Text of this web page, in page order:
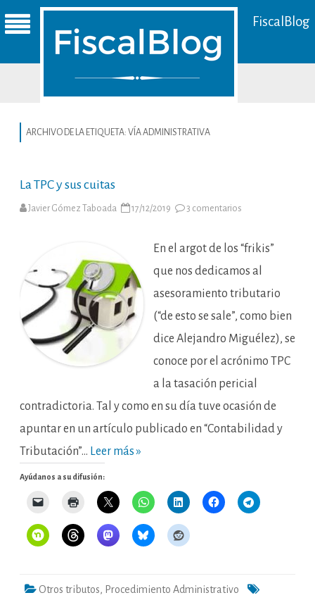
FiscalBlog
ARCHIVO DE LA ETIQUETA: VÍA ADMINISTRATIVA
La TPC y sus cuitas
Javier Gómez Taboada 17/12/2019 3 comentarios
sus
En el argot de los “frikis”
que nos dedicamos al
asesoramiento tributario
(“de esto se sale”, como bien
dice Alejandro Miguélez), se
conoce por el acrónimo TPC
a la tasación pericial
contradictoria. Tal y como en su día tuve ocasión de
apuntar en un artículo publicado en “Contabilidad y
Tributación”… Leer más »
Ayúdanos a su difusión:
Otros tributos, Procedimiento Administrativo